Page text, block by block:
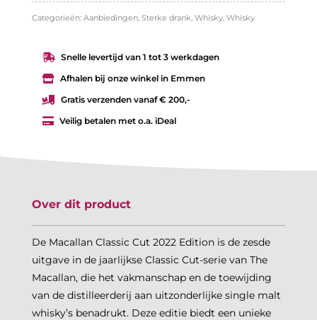
2022
Categorieën: Aanbiedingen, Sterke drank, Whisky, Whisky
 Snelle levertijd van 1 tot 3 werkdagen
 Afhalen bij onze winkel in Emmen
 Gratis verzenden vanaf € 200,-
 Veilig betalen met o.a. iDeal
Over dit product
De Macallan Classic Cut 2022 Edition is de zesde
uitgave in de jaarlijkse Classic Cut-serie van The
Macallan, die het vakmanschap en de toewijding
van de distilleerderij aan uitzonderlijke single malt
whisky’s benadrukt. Deze editie biedt een unieke